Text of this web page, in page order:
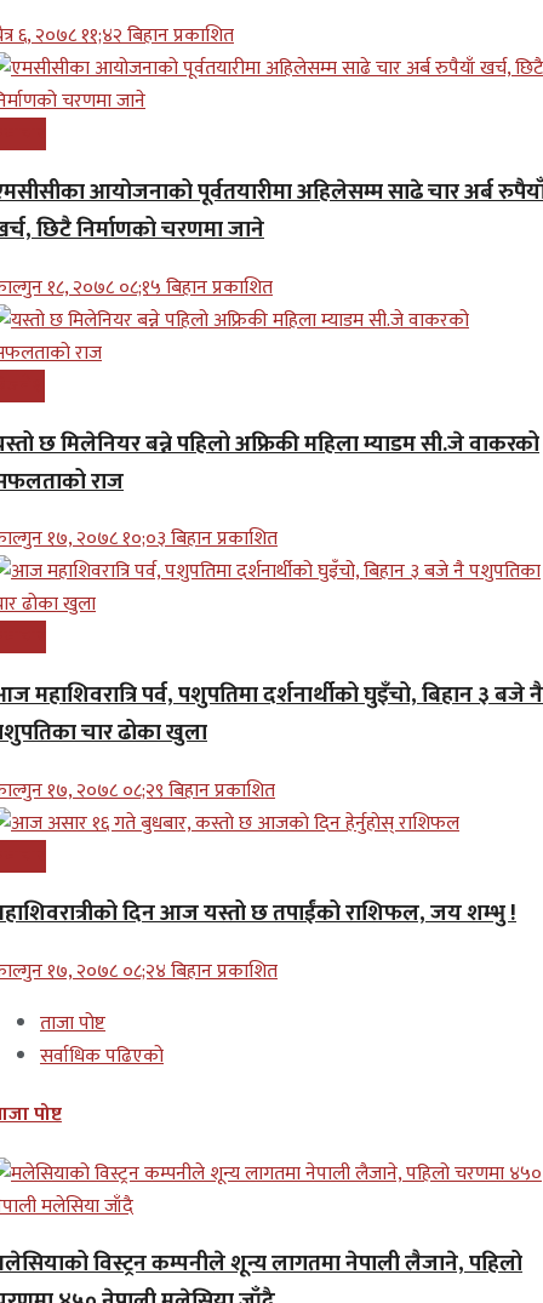
६, २०७८ ११;४२ बिहान प्रकाशित
आयोजनाको पूर्वतयारीमा अहिलेसम्म साढे चार अर्ब
छिटै निर्माणको चरणमा जाने
१८, २०७८ ०८;१५ बिहान प्रकाशित
छ मिलेनियर बन्ने पहिलो अफ्रिकी महिला म्याडम सी.जे वाकरको
राज
१७, २०७८ १०;०३ बिहान प्रकाशित
महाशिवरात्रि पर्व, पशुपतिमा दर्शनार्थीको घुइँचो, बिहान ३ बजे नै
चार ढोका खुला
१७, २०७८ ०८;२९ बिहान प्रकाशित
दिन आज यस्तो छ तपाईंको राशिफल, जय शम्भु !
१७, २०७८ ०८;२४ बिहान प्रकाशित
ताजा पोष्ट
सर्वाधिक पढिएको
पोष्ट
विस्ट्रन कम्पनीले शून्य लागतमा नेपाली लैजाने, पहिलो